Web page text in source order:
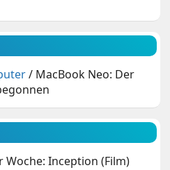
/ MacBook Neo: Der
Woche: Inception (Film)